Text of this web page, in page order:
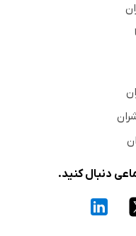
دنبال کنید.